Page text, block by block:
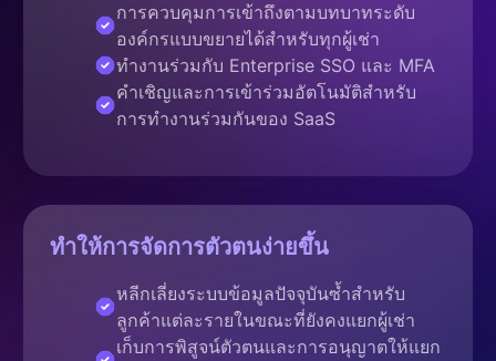
การควบคุมการเข้าถึงตามบทบาทระดับ
องค์กรแบบขยายได้สำหรับทุกผู้เช่า
ทำงานร่วมกับ Enterprise SSO และ MFA
คำเชิญและการเข้าร่วมอัตโนมัติสำหรับ
การทำงานร่วมกันของ SaaS
ทำให้การจัดการตัวตนง่ายขึ้น
หลีกเลี่ยงระบบข้อมูลปัจจุบันซ้ำสำหรับ
ลูกค้าแต่ละรายในขณะที่ยังคงแยกผู้เช่า
เก็บการพิสูจน์ตัวตนและการอนุญาตให้แยก